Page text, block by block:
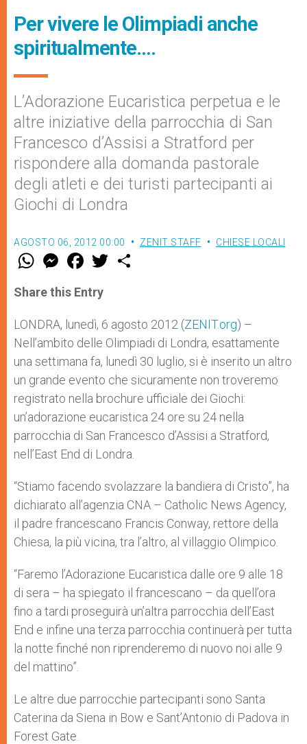
Per vivere le Olimpiadi anche
spiritualmente….
L’Adorazione Eucaristica perpetua e le
altre iniziative della parrocchia di San
Francesco d’Assisi a Stratford per
rispondere alla domanda pastorale
degli atleti e dei turisti partecipanti ai
Giochi di Londra
AGOSTO 06, 2012 00:00 ZENIT STAFF CHIESE LOCALI
W
t
s
p
p
M
e
s
e
g
e
r
F
a
e
b
o
k
w
r
Share this Entry
LONDRA, lunedì, 6 agosto 2012 (ZENIT.org) –
Nell’ambito delle Olimpiadi di Londra, esattamente
una settimana fa, lunedì 30 luglio, si è inserito un altro
un grande evento che sicuramente non troveremo
registrato nella brochure ufficiale dei Giochi:
un’adorazione eucaristica 24 ore su 24 nella
parrocchia di San Francesco d’Assisi a Stratford,
nell’East End di Londra.
“Stiamo facendo svolazzare la bandiera di Cristo”, ha
dichiarato all’agenzia CNA – Catholic News Agency,
il padre francescano Francis Conway, rettore della
Chiesa, la più vicina, tra l’altro, al villaggio Olimpico.
“Faremo l’Adorazione Eucaristica dalle ore 9 alle 18
di sera – ha spiegato il francescano – da quell’ora
fino a tardi proseguirà un’altra parrocchia dell’East
End e infine una terza parrocchia continuerà per tutta
la notte finché non riprenderemo di nuovo noi alle 9
del mattino”.
Le altre due parrocchie partecipanti sono Santa
Caterina da Siena in Bow e Sant’Antonio di Padova in
Forest Gate.